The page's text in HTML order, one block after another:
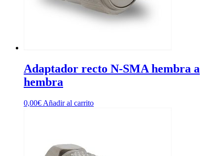
Adaptador recto N-SMA hembra a
hembra
0,00€ Añadir al carrito